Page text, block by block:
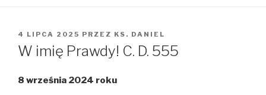
OPUBLIKOWANE
W
4 LIPCA 2025 PRZEZ KS. DANIEL
W imię Prawdy! C. D. 555
8 września 2024 roku